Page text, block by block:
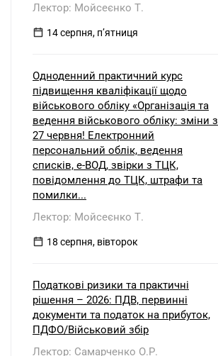
Лектор: Мойсеєнко Т.
14 серпня, пʼятниця
Одноденний практичний курс
підвищення кваліфікації щодо
військового обліку «Організація та
ведення військового обліку: зміни з
27 червня! Електронний
персональний облік, ведення
списків, е-ВОД, звірки з ТЦК,
повідомлення до ТЦК, штрафи та
помилки...
Лектор: Мойсеєнко Т.
18 серпня, вівторок
Податкові ризики та практичні
рішення – 2026: ПДВ, первинні
документи та податок на прибуток,
ПДФО/Військовий збір
Лектор: Самарченко О.Р.